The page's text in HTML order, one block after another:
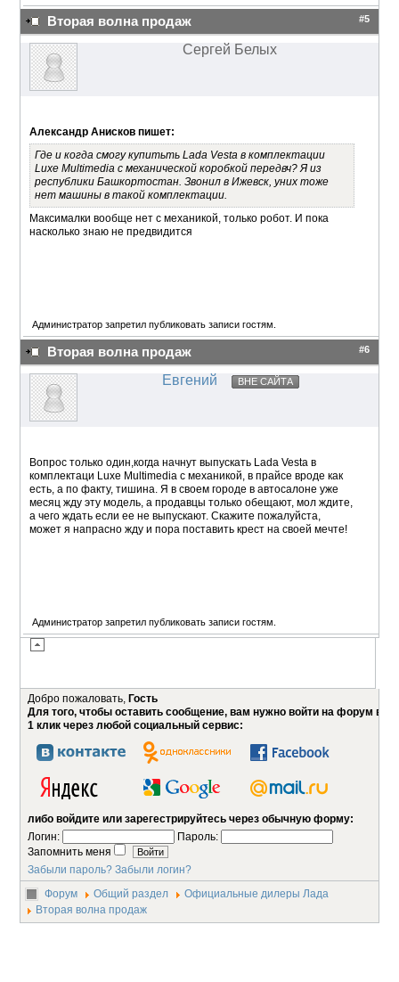
Вторая волна продаж #5
Сергей Белых
Александр Анисков пишет:
Где и когда смогу купитьть Lada Vesta в комплектации
Luxe Multimedia с механической коробкой передвч? Я из
республики Башкортостан. Звонил в Ижевск, уних тоже
нет машины в такой комплектации.
Максималки вообще нет с механикой, только робот. И пока
насколько знаю не предвидится
Администратор запретил публиковать записи гостям.
Вторая волна продаж #6
Евгений ВНЕ САЙТА
Вопрос только один,когда начнут выпускать Lada Vesta в
комплектаци Luxe Multimedia с механикой, в прайсе вроде как
есть, а по факту, тишина. Я в своем городе в автосалоне уже
месяц жду эту модель, а продавцы только обещают, мол ждите,
а чего ждать если ее не выпускают. Скажите пожалуйста,
может я напрасно жду и пора поставить крест на своей мечте!
Администратор запретил публиковать записи гостям.
Добро пожаловать, Гость
Для того, чтобы оставить сообщение, вам нужно войти на форум в
1 клик через любой социальный сервис:
либо войдите или зарегестрируйтесь через обычную форму:
Логин:
Пароль:
Запомнить меня
Забыли пароль? Забыли логин?
Форум
Общий раздел
Официальные дилеры Лада
Вторая волна продаж